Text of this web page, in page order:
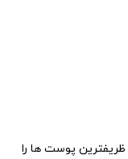
ظریفترین پوست ها را